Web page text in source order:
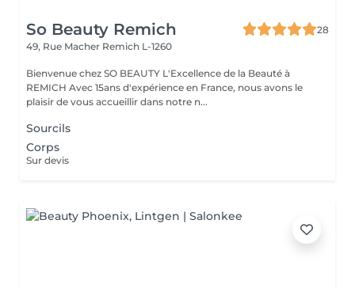
So Beauty Remich
28
49, Rue Macher Remich L-1260
Bienvenue chez SO BEAUTY L'Excellence de la Beauté à
REMICH Avec 15ans d'expérience en France, nous avons le
plaisir de vous accueillir dans notre n...
Sourcils
Corps
Sur devis